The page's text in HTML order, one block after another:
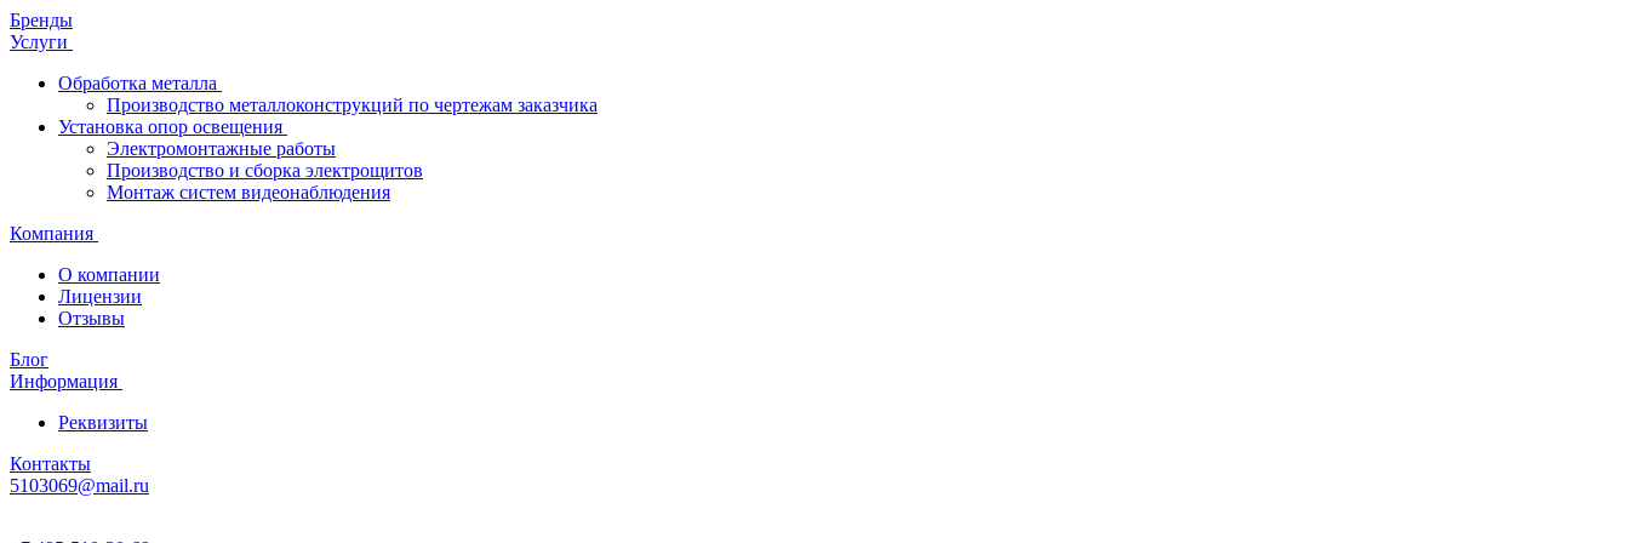
Бренды
Услуги
Обработка металла
Производство металлоконструкций по чертежам заказчика
Установка опор освещения
Электромонтажные работы
Производство и сборка электрощитов
Монтаж систем видеонаблюдения
Компания
О компании
Лицензии
Отзывы
Блог
Информация
Реквизиты
Контакты
5103069@mail.ru